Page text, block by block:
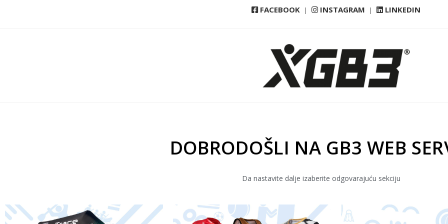
FACEBOOK | INSTAGRAM | LINKEDIN
DOBRODOŠLI NA GB3 WEB
Da nastavite dalje izaberite odgovarajuću sekciju